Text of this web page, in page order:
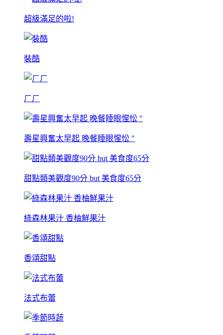
超級滿足的啦!
裝酷
ㄏㄏ
壽星興奮太早起 晚餐睡眼惺忪 "
甜點類美觀度90分 but 美食度65分
綠森林果汁 香柚鮮果汁
香頌甜點
法式布蕾